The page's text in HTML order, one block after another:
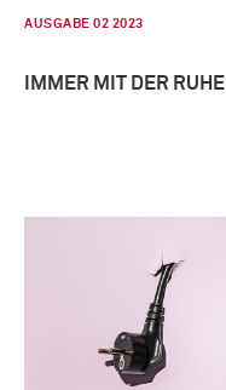
AUSGABE 02 2023
IMMER MIT DER RUHE